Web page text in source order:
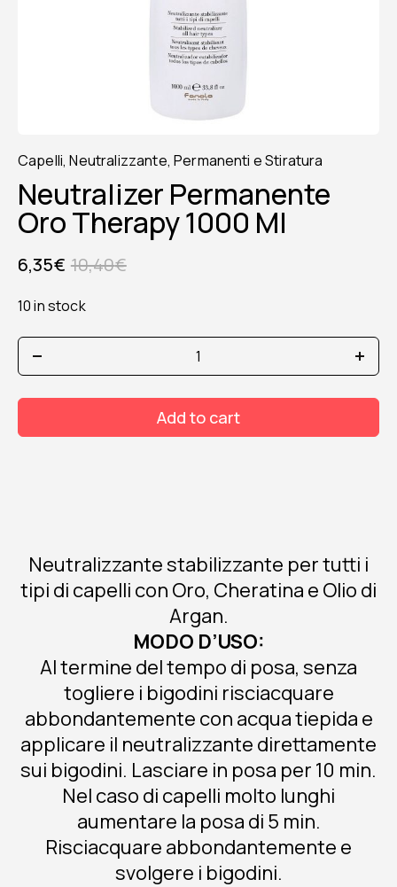
Capelli,Neutralizzante,Permanenti e Stiratura
Neutralizer Permanente
Oro Therapy 1000 Ml
10,40€
6,35€
10 in stock
neutralizer
permanente
therapy
ml
Add to cart
Neutralizzante stabilizzante per tutti i
tipi di capelli con Oro, Cheratina e Olio di
Argan.
MODO D’USO:
Al termine del tempo di posa, senza
togliere i bigodini risciacquare
abbondantemente con acqua tiepida e
applicare il neutralizzante direttamente
sui bigodini. Lasciare in posa per 10 min.
Nel caso di capelli molto lunghi
aumentare la posa di 5 min.
Risciacquare abbondantemente e
svolgere i bigodini.